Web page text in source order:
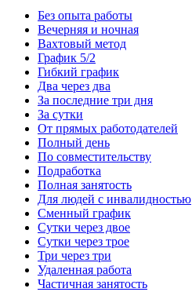
Без опыта работы
Вечерняя и ночная
Вахтовый метод
График 5/2
Гибкий график
Два через два
За последние три дня
За сутки
От прямых работодателей
Полный день
По совместительству
Подработка
Полная занятость
Для людей с инвалидностью
Сменный график
Сутки через двое
Сутки через трое
Три через три
Удаленная работа
Частичная занятость